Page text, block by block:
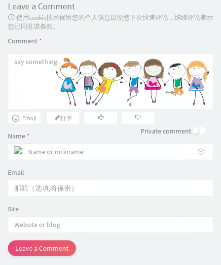
Leave a Comment
使用cookie技术保留您的个人信息以便您下次快速评论，继续评论表示
您已同意该条款。
Comment *
Emoji 打卡
Private comment
Name *
🎲
Email
Site
Leave a Comment